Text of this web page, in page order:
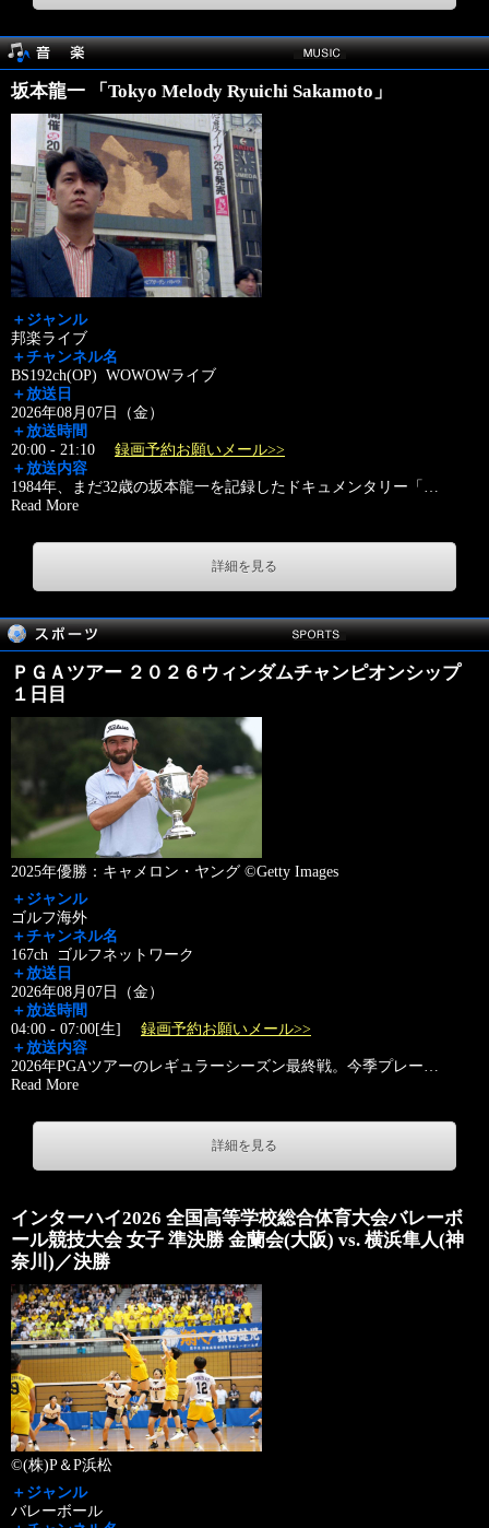
坂本龍一 「Tokyo Melody Ryuichi Sakamoto」
＋ジャンル
邦楽ライブ
＋チャンネル名
BS192ch(OP) WOWOWライブ
＋放送日
2026年08月07日（金）
＋放送時間
20:00 - 21:10 録画予約お願いメール>>
＋放送内容
1984年、まだ32歳の坂本龍一を記録したドキュメンタリー「 …
Read More
詳細を見る
ＰＧＡツアー ２０２６ウィンダムチャンピオンシップ
１日目
2025年優勝：キャメロン・ヤング ©Getty Images
＋ジャンル
ゴルフ海外
＋チャンネル名
167ch ゴルフネットワーク
＋放送日
2026年08月07日（金）
＋放送時間
04:00 - 07:00[生] 録画予約お願いメール>>
＋放送内容
2026年PGAツアーのレギュラーシーズン最終戦。今季プレー…
Read More
詳細を見る
インターハイ2026 全国高等学校総合体育大会バレーボ
ール競技大会 女子 準決勝 金蘭会(大阪) vs. 横浜隼人(神
奈川)／決勝
©(株)P＆P浜松
＋ジャンル
バレーボール